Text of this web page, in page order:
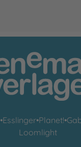
•Esslinger•Planet!•
Loomlight